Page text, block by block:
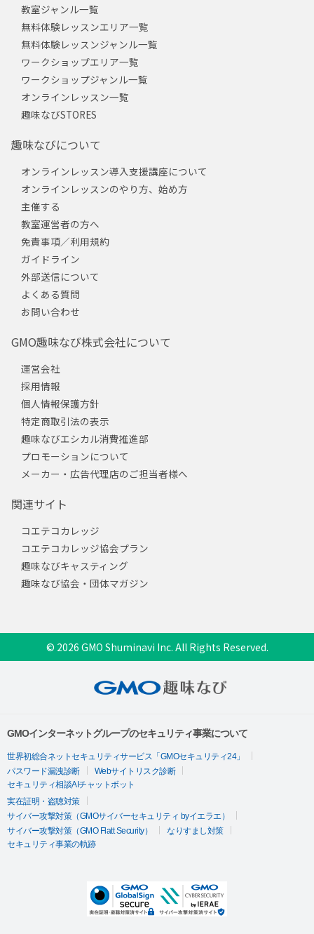
教室ジャンル一覧
無料体験レッスンエリア一覧
無料体験レッスンジャンル一覧
ワークショップエリア一覧
ワークショップジャンル一覧
オンラインレッスン一覧
趣味なびSTORES
趣味なびについて
オンラインレッスン導入支援講座について
オンラインレッスンのやり方、始め方
主催する
教室運営者の方へ
免責事項／利用規約
ガイドライン
外部送信について
よくある質問
お問い合わせ
GMO趣味なび株式会社について
運営会社
採用情報
個人情報保護方針
特定商取引法の表示
趣味なびエシカル消費推進部
プロモーションについて
メーカー・広告代理店のご担当者様へ
関連サイト
コエテコカレッジ
コエテコカレッジ協会プラン
趣味なびキャスティング
趣味なび協会・団体マガジン
© 2026 GMO Shuminavi Inc. All Rights Reserved.